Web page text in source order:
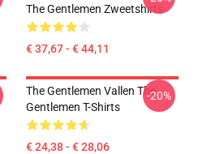
The Gentlemen Zweetshirts
€ 37,67 - € 44,11
The Gentlemen Vallen The
Gentlemen T-Shirts
€ 24,38 - € 28,06
-20%